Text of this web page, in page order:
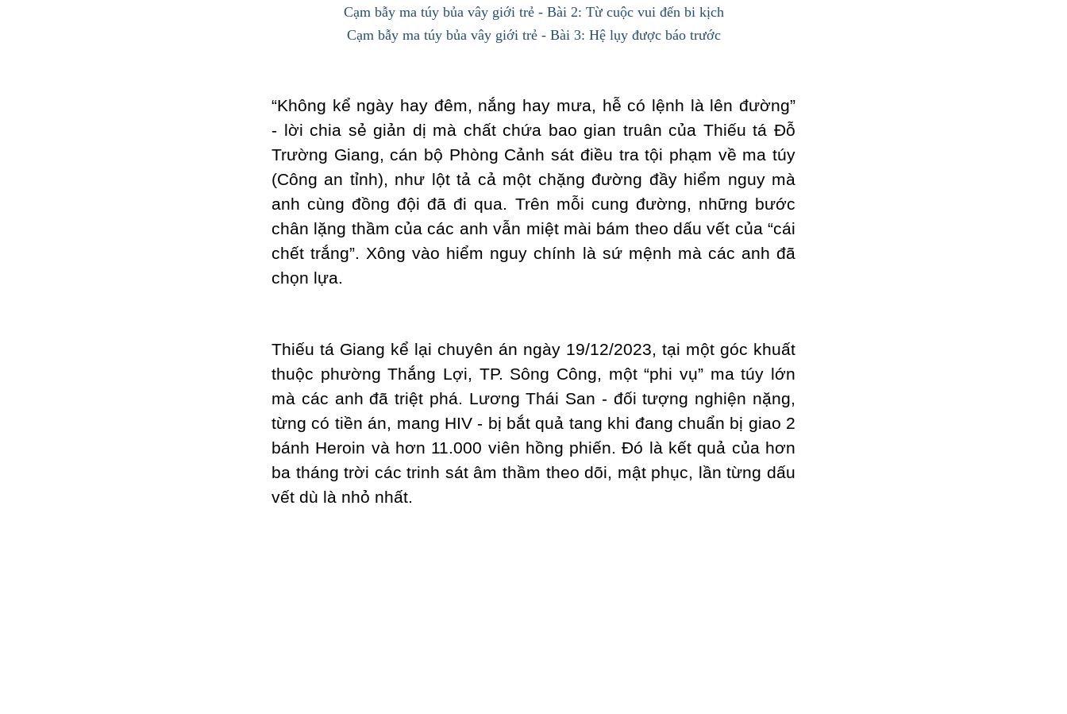
Cạm bẫy ma túy bủa vây giới trẻ - Bài 2: Từ cuộc vui đến bi kịch
Cạm bẫy ma túy bủa vây giới trẻ - Bài 3: Hệ lụy được báo trước
“Không kể ngày hay đêm, nắng hay mưa, hễ có lệnh là lên đường”
- lời chia sẻ giản dị mà chất chứa bao gian truân của Thiếu tá Đỗ
Trường Giang, cán bộ Phòng Cảnh sát điều tra tội phạm về ma túy
(Công an tỉnh), như lột tả cả một chặng đường đầy hiểm nguy mà
anh cùng đồng đội đã đi qua. Trên mỗi cung đường, những bước
chân lặng thầm của các anh vẫn miệt mài bám theo dấu vết của “cái
chết trắng”. Xông vào hiểm nguy chính là sứ mệnh mà các anh đã
chọn lựa.
Thiếu tá Giang kể lại chuyên án ngày 19/12/2023, tại một góc khuất
thuộc phường Thắng Lợi, TP. Sông Công, một “phi vụ” ma túy lớn
mà các anh đã triệt phá. Lương Thái San - đối tượng nghiện nặng,
từng có tiền án, mang HIV - bị bắt quả tang khi đang chuẩn bị giao 2
bánh Heroin và hơn 11.000 viên hồng phiến. Đó là kết quả của hơn
ba tháng trời các trinh sát âm thầm theo dõi, mật phục, lần từng dấu
vết dù là nhỏ nhất.